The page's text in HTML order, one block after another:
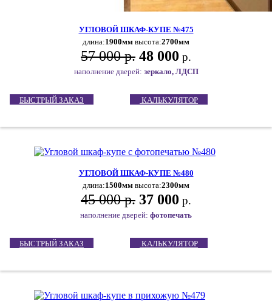
УГЛОВОЙ ШКАФ-КУПЕ №475
длина:1900мм высота:2700мм
57 000 р. 48 000 р.
наполнение дверей: зеркало, ЛДСП
БЫСТРЫЙ ЗАКАЗ КАЛЬКУЛЯТОР
УГЛОВОЙ ШКАФ-КУПЕ №480
длина:1500мм высота:2300мм
45 000 р. 37 000 р.
наполнение дверей: фотопечать
БЫСТРЫЙ ЗАКАЗ КАЛЬКУЛЯТОР